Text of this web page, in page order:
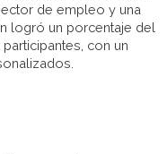
de empleo y una
logró un porcentaje del
con un